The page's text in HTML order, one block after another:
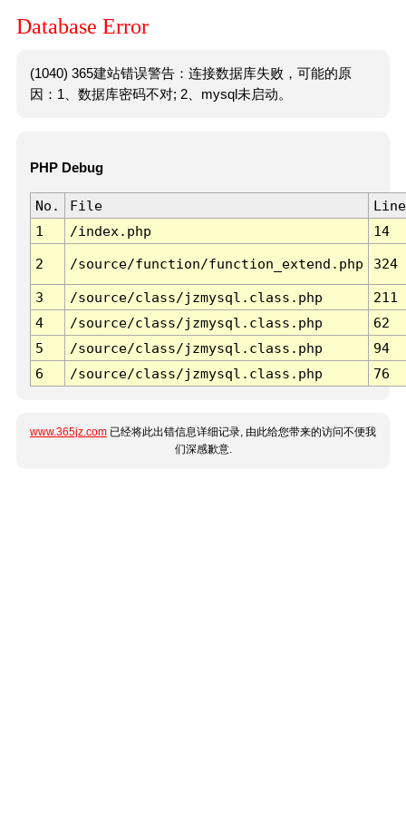
Database Error
(1040) 365建站错误警告：连接数据库失败，可能的原
因：1、数据库密码不对; 2、mysql未启动。
PHP Debug
No. File
Line
1
/index.php 14
2 /source/function/function_extend.php 324
3 /source/class/jzmysql.class.php
211
4
/source/class/jzmysql.class.php
62
5
/source/class/jzmysql.class.php
94
6
/source/class/jzmysql.class.php 76
www.365jz.com 已经将此出错信息详细记录, 由此给您带来的访问不便我
们深感歉意.